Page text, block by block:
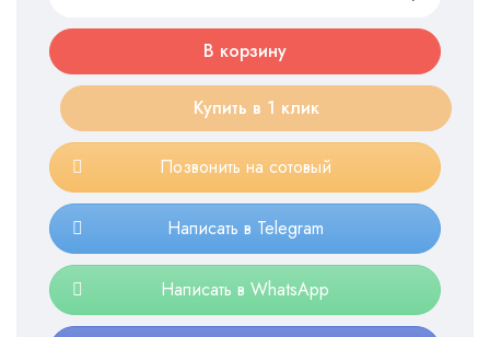
В корзину
Купить в 1 клик
Позвонить на сотовый
Написать в Telegram
Написать в WhatsApp